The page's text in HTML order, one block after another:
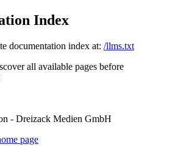
Index
documentation index at: /llms.txt
all available pages before
- Dreizack Medien GmbH
page